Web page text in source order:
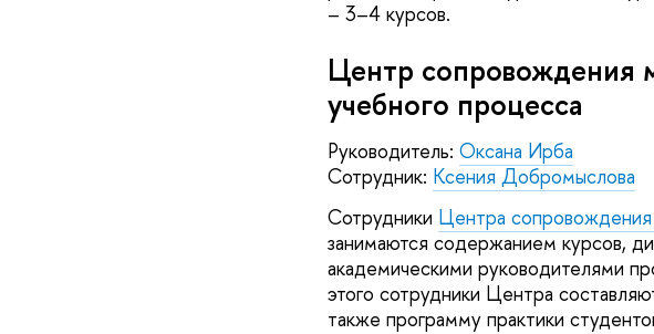
– 3–4 курсов.
Центр сопровождения
учебного процесса
Руководитель: Оксана Ирба
Сотрудник: Ксения Добромыслова
Сотрудники Центра
занимаются содержанием курсов,
академическими руководителями
этого сотрудники Центра
также программу практики